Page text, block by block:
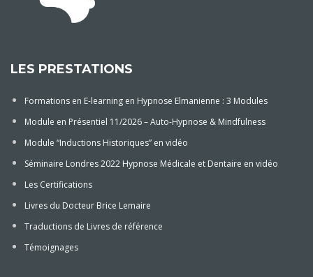
LES PRESTATIONS
Formations en E-learning en Hypnose Elmanienne : 3 Modules
Module en Présentiel 11/2026 – Auto-Hypnose & Mindfulness
Module “Inductions Historiques” en vidéo
Séminaire Londres 2022 Hypnose Médicale et Dentaire en vidéo
Les Certifications
Livres du Docteur Brice Lemaire
Traductions de Livres de référence
Témoignages